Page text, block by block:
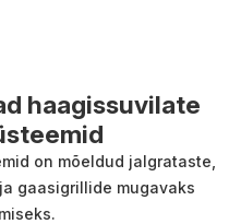
haagissuvilate
on mõeldud jalgrataste,
gaasigrillide mugavaks